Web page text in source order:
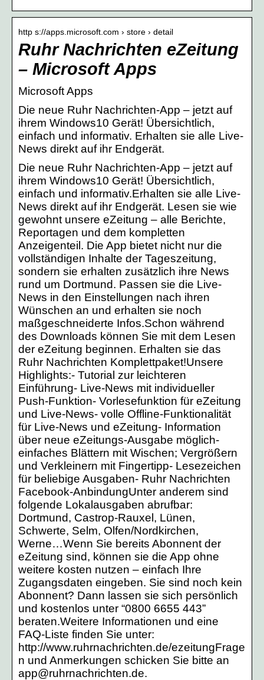
http s://apps.microsoft.com › store › detail
Ruhr Nachrichten eZeitung
– Microsoft Apps
Microsoft Apps
Die neue Ruhr Nachrichten-App – jetzt auf
ihrem Windows10 Gerät! Übersichtlich,
einfach und informativ. Erhalten sie alle Live-
News direkt auf ihr Endgerät.
Die neue Ruhr Nachrichten-App – jetzt auf
ihrem Windows10 Gerät! Übersichtlich,
einfach und informativ.Erhalten sie alle Live-
News direkt auf ihr Endgerät. Lesen sie wie
gewohnt unsere eZeitung – alle Berichte,
Reportagen und dem kompletten
Anzeigenteil. Die App bietet nicht nur die
vollständigen Inhalte der Tageszeitung,
sondern sie erhalten zusätzlich ihre News
rund um Dortmund. Passen sie die Live-
News in den Einstellungen nach ihren
Wünschen an und erhalten sie noch
maßgeschneiderte Infos.Schon während
des Downloads können Sie mit dem Lesen
der eZeitung beginnen. Erhalten sie das
Ruhr Nachrichten Komplettpaket!Unsere
Highlights:- Tutorial zur leichteren
Einführung- Live-News mit individueller
Push-Funktion- Vorlesefunktion für eZeitung
und Live-News- volle Offline-Funktionalität
für Live-News und eZeitung- Information
über neue eZeitungs-Ausgabe möglich-
einfaches Blättern mit Wischen; Vergrößern
und Verkleinern mit Fingertipp- Lesezeichen
für beliebige Ausgaben- Ruhr Nachrichten
Facebook-AnbindungUnter anderem sind
folgende Lokalausgaben abrufbar:
Dortmund, Castrop-Rauxel, Lünen,
Schwerte, Selm, Olfen/Nordkirchen,
Werne…Wenn Sie bereits Abonnent der
eZeitung sind, können sie die App ohne
weitere kosten nutzen – einfach Ihre
Zugangsdaten eingeben. Sie sind noch kein
Abonnent? Dann lassen sie sich persönlich
und kostenlos unter “0800 6655 443”
beraten.Weitere Informationen und eine
FAQ-Liste finden Sie unter:
http://www.ruhrnachrichten.de/ezeitungFrage
n und Anmerkungen schicken Sie bitte an
app@ruhrnachrichten.de.